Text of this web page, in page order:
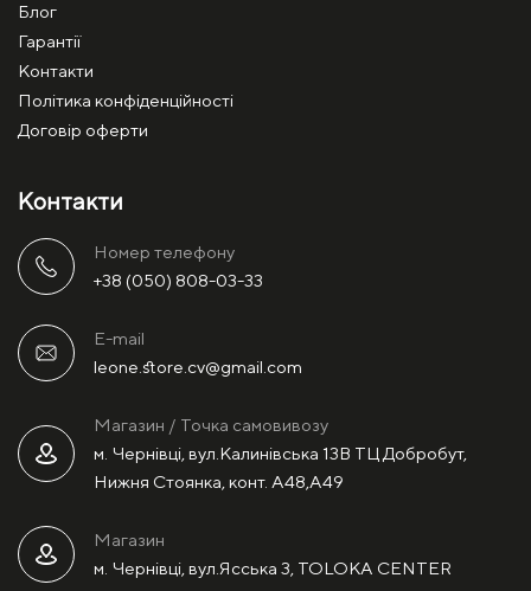
Блог
Гарантії
Контакти
Політика конфіденційності
Договір оферти
Контакти
Номер телефону
+38 (050) 808-03-33
E-mail
leone.store.cv@gmail.com
Магазин / Точка самовивозу
м. Чернівці, вул.Калинівська 13В ТЦ Добробут,
Нижня Стоянка, конт. А48,А49
Магазин
м. Чернівці, вул.Ясська 3, TOLOKA CENTER